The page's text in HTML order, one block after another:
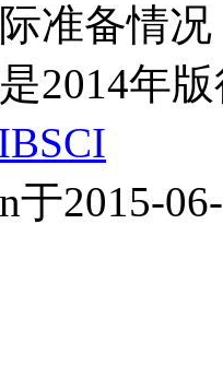
准备情
2014年
BSCI
于2015-